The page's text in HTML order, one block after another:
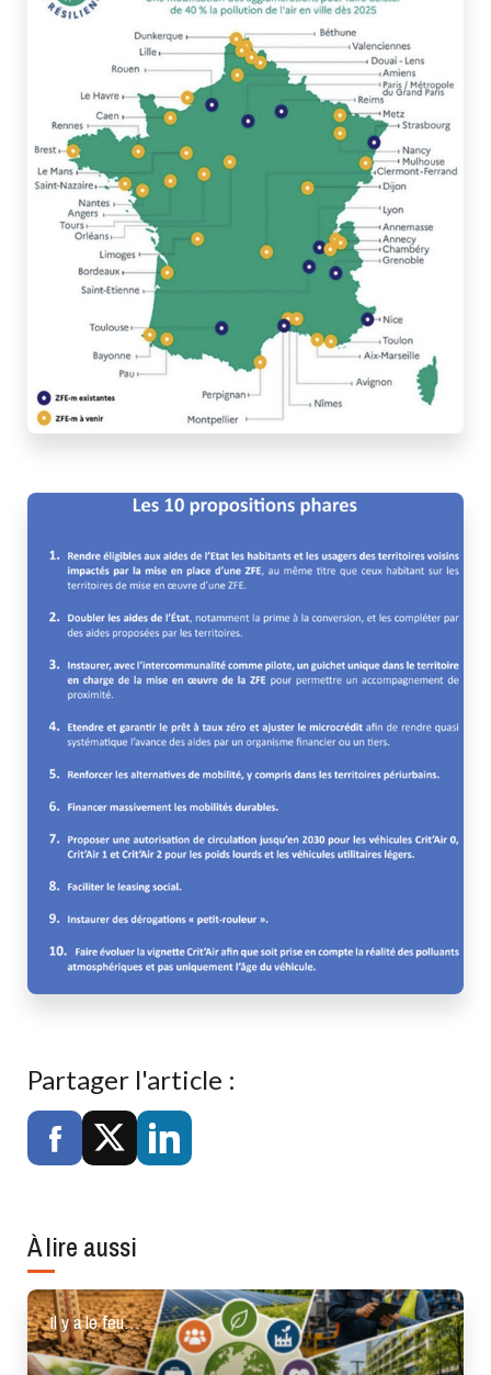
Partager l'article :
À lire aussi
Il y a le feu…